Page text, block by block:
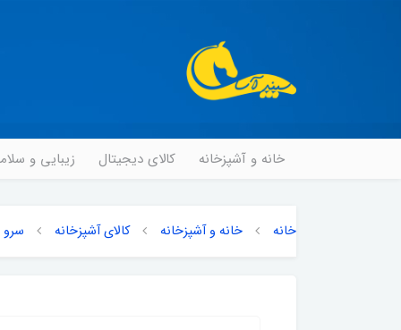
خانه و آشپزخانه کالای دیجیتال زیبایی و
خانه خانه و آشپزخانه کالای آشپزخانه سرو